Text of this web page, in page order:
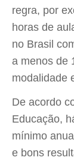
regra, por
horas de
no Brasil
a menos de
modalidade
De acordo
Educação,
mínimo
e bons